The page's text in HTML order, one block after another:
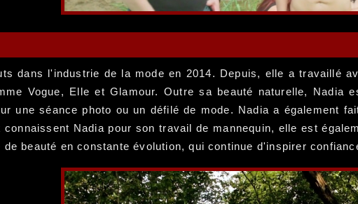
dans l'industrie de la mode en 2014. Depuis, elle a travaillé
Vogue, Elle et Glamour. Outre sa beauté naturelle, Nadia
une séance photo ou un défilé de mode. Nadia a également
Nadia pour son travail de mannequin, elle est
beauté en constante évolution, qui continue d'inspirer